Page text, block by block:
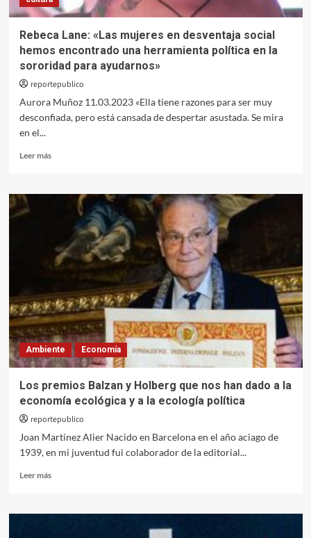
Rebeca Lane: «Las mujeres en desventaja social
hemos encontrado una herramienta política en la
sororidad para ayudarnos»
reportepublico
Aurora Muñoz 11.03.2023 «Ella tiene razones para ser muy
desconfiada, pero está cansada de despertar asustada. Se mira
en el...
Leer másLeer
Rebeca
mujeres
en
desventaja
social
encontrado
una
herramienta
política
en
para
ayudarnos»
Ambiente Economía
Los premios Balzan y Holberg que nos han dado a la
economía ecológica y a la ecología política
reportepublico
Joan Martínez Alier Nacido en Barcelona en el año aciago de
1939, en mi juventud fui colaborador de la editorial...
Leer másLeer
Los